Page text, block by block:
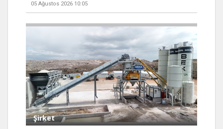
05 Ağustos 2026 10:05
Şirket